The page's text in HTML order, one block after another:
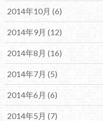
2014年10月 (6)
2014年9月 (12)
2014年8月 (16)
2014年7月 (5)
2014年6月 (6)
2014年5月 (7)